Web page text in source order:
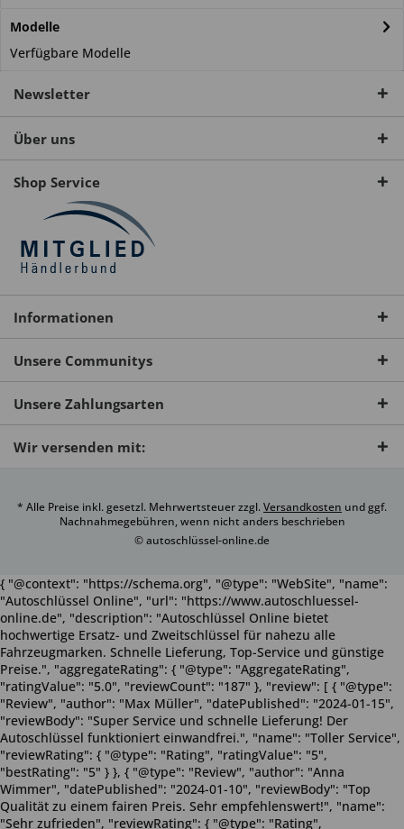
Modelle
Verfügbare Modelle
Newsletter
Über uns
Shop Service
Informationen
Unsere Communitys
Unsere Zahlungsarten
Wir versenden mit:
* Alle Preise inkl. gesetzl. Mehrwertsteuer zzgl.Versandkosten und ggf.
Nachnahmegebühren, wenn nicht anders beschrieben
© autoschlüssel-online.de
{ "@context": "https://schema.org", "@type": "WebSite", "name":
"Autoschlüssel Online", "url": "https://www.autoschluessel-
online.de", "description": "Autoschlüssel Online bietet
hochwertige Ersatz- und Zweitschlüssel für nahezu alle
Fahrzeugmarken. Schnelle Lieferung, Top-Service und günstige
Preise.", "aggregateRating": { "@type": "AggregateRating",
"ratingValue": "5.0", "reviewCount": "187" }, "review": [ { "@type":
"Review", "author": "Max Müller", "datePublished": "2024-01-15",
"reviewBody": "Super Service und schnelle Lieferung! Der
Autoschlüssel funktioniert einwandfrei.", "name": "Toller Service",
"reviewRating": { "@type": "Rating", "ratingValue": "5",
"bestRating": "5" } }, { "@type": "Review", "author": "Anna
Wimmer", "datePublished": "2024-01-10", "reviewBody": "Top
Qualität zu einem fairen Preis. Sehr empfehlenswert!", "name":
"Sehr zufrieden", "reviewRating": { "@type": "Rating",